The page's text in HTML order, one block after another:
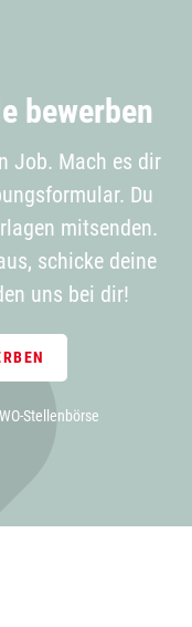
bewerben
Job. Mach es dir
Du
mitsenden.
schicke deine
uns bei dir!
Stellenbörse